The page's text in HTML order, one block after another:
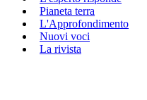
Pianeta terra
L'Approfondimento
Nuovi voci
La rivista